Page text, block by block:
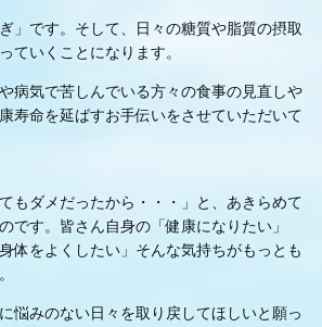
」です。そして、日々の糖質や脂質の摂取
ていくことになります。
病気で苦しんでいる方々の食事の見直しや
寿命を延ばすお手伝いをさせていただいて
もダメだったから・・・」と、あきらめて
です。皆さん自身の「健康になりたい」
体をよくしたい」そんな気持ちがもっとも
悩みのない日々を取り戻してほしいと願っ